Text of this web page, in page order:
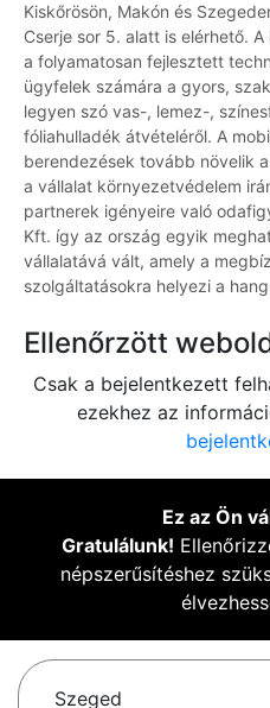
Kiskőrösön, Makón és
Cserje sor 5. alatt is elérhető.
a folyamatosan fejlesztett
ügyfelek számára a gyors,
legyen szó vas-, lemez-,
fóliahulladék átvételéről. A
berendezések tovább növelik
a vállalat környezetvédelem
partnerek igényeire való
Kft. így az ország egyik
vállalatává vált, amely a
szolgáltatásokra helyezi a
Ellenőrzött
Csak a bejelentkezett
ezekhez az
Ez az Ön
Gratulálunk!
népszerűsítéshez
Szeged